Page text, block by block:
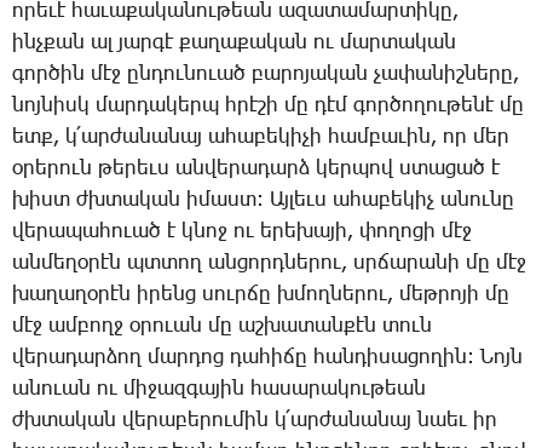
ո­րե­ւէ հա­ւա­քա­կա­նու­թեան ա­զա­տա­մար­տի­կը,
ինչ­քան ալ յար­գէ քա­ղա­քա­կան ու մար­տա­կան
գոր­ծին մէջ ըն­դու­նո­ւած բա­րո­յա­կան չա­փա­նիշ­նե­րը,
նոյ­նիսկ մար­դա­կերպ հրէ­շի մը դէմ գոր­ծո­ղու­թե­նէ մը
ետք, կ­՛ար­ժա­նա­նայ ա­հա­բե­կի­չի համ­բա­ւին, որ մեր
օ­րե­րուն թե­րեւս ան­վե­րա­դարձ կեր­պով ստա­ցած է
խիստ ժխտա­կան ի­մաստ: Այ­լեւս ա­հա­բե­կիչ ա­նու­նը
վե­րա­պա­հո­ւած է կնոջ ու ե­րե­խա­յի, փո­ղո­ցի մէջ
ան­մե­ղօ­րէն պտտող ան­ցորդ­նե­րու, սրճա­րա­նի մը մէջ
խա­ղա­ղօ­րէն ի­րենց սուր­ճը խմող­նե­րու, մեթ­րո­յի մը
մէջ ամ­բողջ օ­րո­ւան մը աշ­խա­տան­քէն տուն
վե­րա­դար­ձող մար­դոց դա­հի­ճը հան­դի­սա­ցո­ղին: ­Նոյն
ա­նո­ւան ու մի­ջազ­գա­յին հա­սա­րա­կու­թեան
ժխտա­կան վե­րա­բե­րու­մին կ­՛ար­ժա­նա­նայ նաեւ իր